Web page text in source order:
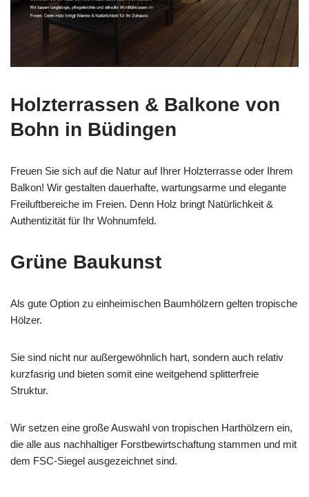
Holzterrassen & Balkone von
Bohn in Büdingen
Freuen Sie sich auf die Natur auf Ihrer Holzterrasse oder Ihrem
Balkon! Wir gestalten dauerhafte, wartungsarme und elegante
Freiluftbereiche im Freien. Denn Holz bringt Natürlichkeit &
Authentizität für Ihr Wohnumfeld.
Grüne Baukunst
Als gute Option zu einheimischen Baumhölzern gelten tropische
Hölzer.
Sie sind nicht nur außergewöhnlich hart, sondern auch relativ
kurzfasrig und bieten somit eine weitgehend splitterfreie
Struktur.
Wir setzen eine große Auswahl von tropischen Harthölzern ein,
die alle aus nachhaltiger Forstbewirtschaftung stammen und mit
dem FSC-Siegel ausgezeichnet sind.